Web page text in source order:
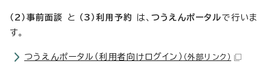
（2）事前面談 と （3）利用予約 は、つうえんポータルで行いま
す。
つうえんポータル（利用者向けログイン） （外部リンク）